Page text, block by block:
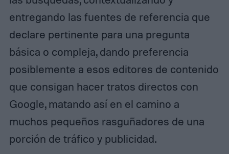
entregando las fuentes de referencia que
declare pertinente para una pregunta
básica o compleja, dando preferencia
posiblemente a esos editores de contenido
que consigan hacer tratos directos con
Google, matando así en el camino a
muchos pequeños rasguñadores de una
porción de tráfico y publicidad.